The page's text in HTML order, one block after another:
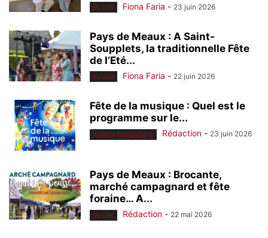
EN UNE Fiona Faria - 23 juin 2026
Pays de Meaux : A Saint-
Soupplets, la traditionnelle Fête
de l’Eté...
EN UNE Fiona Faria - 22 juin 2026
Fête de la musique : Quel est le
programme sur le...
AGENDA EVÈNEMENTS Rédaction - 23 juin 2026
Pays de Meaux : Brocante,
marché campagnard et fête
foraine… A...
EN UNE Rédaction - 22 mai 2026